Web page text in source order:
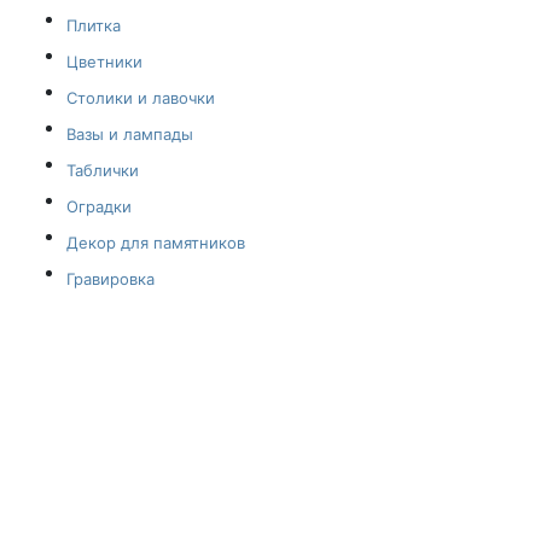
Плитка
Цветники
Столики и лавочки
Вазы и лампады
Таблички
Оградки
Декор для памятников
Гравировка